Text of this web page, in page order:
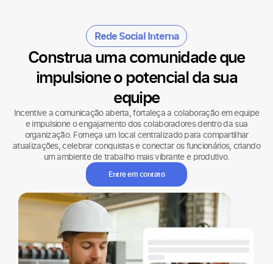
Rede Social Interna
Construa uma comunidade que
impulsione o potencial da sua
equipe
Incentive a comunicação aberta, fortaleça a colaboração em equipe
e impulsione o engajamento dos colaboradores dentro da sua
organização. Forneça um local centralizado para compartilhar
atualizações, celebrar conquistas e conectar os funcionários, criando
um ambiente de trabalho mais vibrante e produtivo.
Entre em contato